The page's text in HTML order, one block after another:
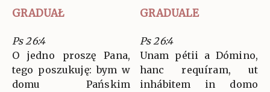
GRADUAŁ GRADUALE
Ps 26:4
O jedno proszę Pana,
tego poszukuję: bym w
domu Pańskim
Ps 26:4
Unam pétii a Dómino,
hanc requíram, ut
inhábitem in domo